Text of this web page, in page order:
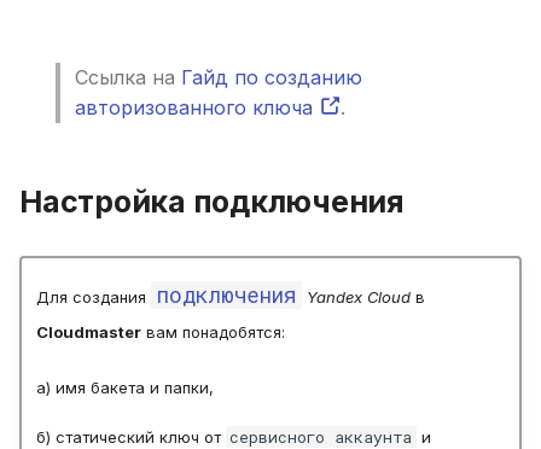
Ссылка на Гайд по созданию
авторизованного ключа
.
Настройка подключения
Для создания подключения Yandex Cloudв
Cloudmasterвам понадобятся:
а) имя бакета и папки,
б) статический ключ от сервисного аккаунта и